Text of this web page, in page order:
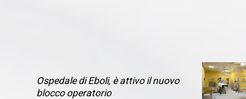
Ospedale di Eboli, è attivo il nuovo
blocco operatorio